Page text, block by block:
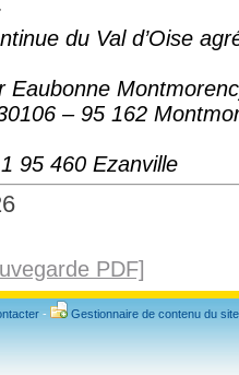
du Val d’Oise
Eaubonne
– 95 162
95 460 Ezanville
PDF]
- Gestionnaire de contenu du site